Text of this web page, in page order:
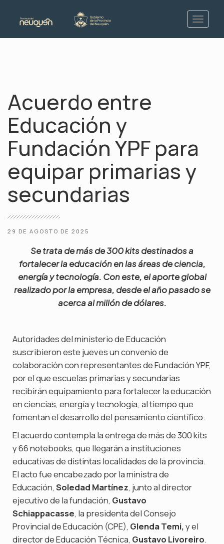
Acuerdo entre
Educación y
Fundación YPF para
equipar primarias y
secundarias
29 DE AGOSTO DE 2025
Se trata de más de 300 kits destinados a
fortalecer la educación en las áreas de ciencia,
energía y tecnología. Con este, el aporte global
realizado por la empresa, desde el año pasado se
acerca al millón de dólares.
Autoridades del ministerio de Educación
suscribieron este jueves un convenio de
colaboración con representantes de Fundación YPF,
por el que escuelas primarias y secundarias
recibirán equipamiento para fortalecer la educación
en ciencias, energía y tecnología; al tiempo que
fomentan el desarrollo del pensamiento científico.
El acuerdo contempla la entrega de más de 300 kits
y 66 notebooks, que llegarán a instituciones
educativas de distintas localidades de la provincia.
El acto fue encabezado por la ministra de
Educación, Soledad Martínez, junto al director
ejecutivo de la fundación, Gustavo
Schiappacasse, la presidenta del Consejo
Provincial de Educación (CPE), Glenda Temi,y el
director de Educación Técnica, Gustavo Livoreiro.